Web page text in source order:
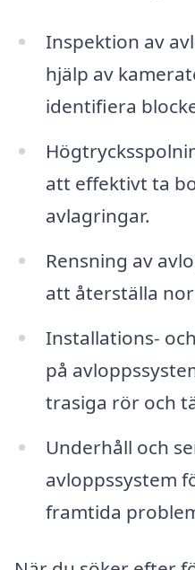
Inspektion av
hjälp av
identifiera
att effektivt ta
avlagringar.
Rensning av
att återställa
Installations-
på
trasiga rör och
Underhåll och
avloppssystem
framtida